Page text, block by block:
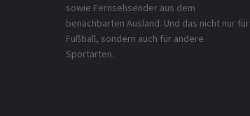
sowie Fernsehsender aus dem
benachbarten Ausland. Und das nicht nur für
Fußball, sondern auch für andere
Sportarten.